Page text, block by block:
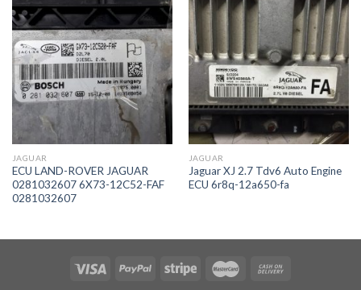
İstek
Listeme
Ekle
JAGUAR
ECU LAND-ROVER JAGUAR
0281032607 6X73-12C52-FAF
0281032607
İstek
Listeme
JAGUAR
Jaguar XJ 2.7 Tdv6 Auto Engine
ECU 6r8q-12a650-fa